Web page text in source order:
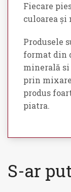
Fiecare
culoarea și
Produsele
format din
minerală si
prin
produs
piatra.
S-ar